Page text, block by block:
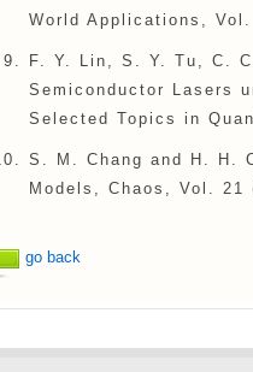
World Applications,
F. Y. Lin, S. Y. Tu, C.
Semiconductor Lasers
Selected Topics in
S. M. Chang and H. H.
Models, Chaos, Vol. 21
go back